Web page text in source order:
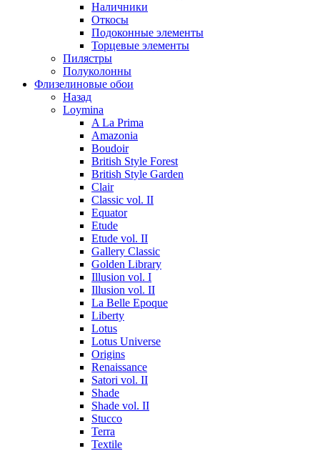
Наличники
Откосы
Подоконные элементы
Торцевые элементы
Пилястры
Полуколонны
Флизелиновые обои
Назад
Loymina
A La Prima
Amazonia
Boudoir
British Style Forest
British Style Garden
Clair
Classic vol. II
Equator
Etude
Etude vol. II
Gallery Classic
Golden Library
Illusion vol. I
Illusion vol. II
La Belle Epoque
Liberty
Lotus
Lotus Universe
Origins
Renaissance
Satori vol. II
Shade
Shade vol. II
Stucco
Terra
Textile